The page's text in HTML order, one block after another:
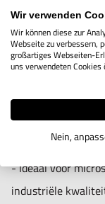
- Microscopen in
- Precisie-
-
kwaliteitsanalyse
- Laboratoria in
-
nauwkeurigheid
Belangrijkste
- 1-armige
positioneren
- Actieve
helderheid.
- Lichtgeleidend
transmissie en
- Ideaal voor
industriële
Wir verwenden
Wir können diese zur
Webseite zu verbessern,
großartiges Webseiten-
uns verwendeten
Nein,